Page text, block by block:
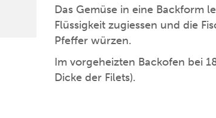
Das Gemüse in eine Backform
Flüssigkeit zugiessen und die
Pfeffer würzen.
Im vorgeheizten Backofen bei
Dicke der Filets).